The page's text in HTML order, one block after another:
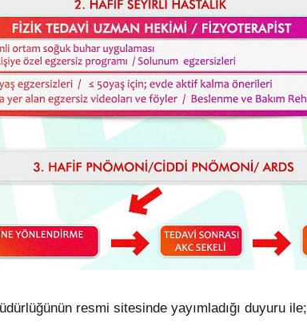
resmi sitesinde yayımladığı duyuru ile;